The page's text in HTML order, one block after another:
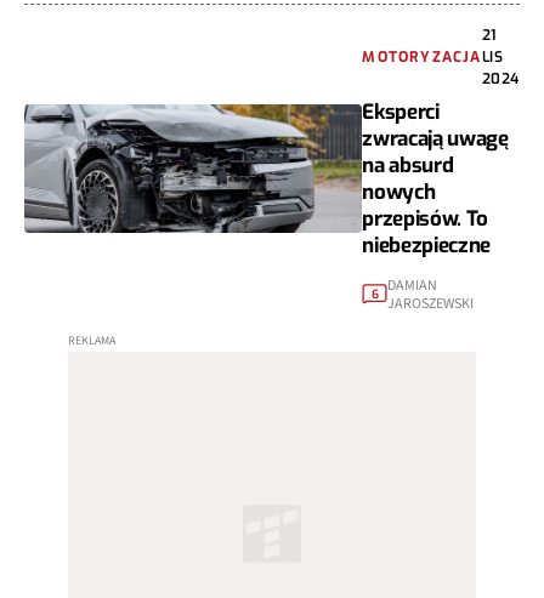
MOTORYZACJA
21
LIS
2024
Eksperci
zwracają uwagę
na absurd
nowych
przepisów. To
niebezpieczne
6
DAMIAN
JAROSZEWSKI